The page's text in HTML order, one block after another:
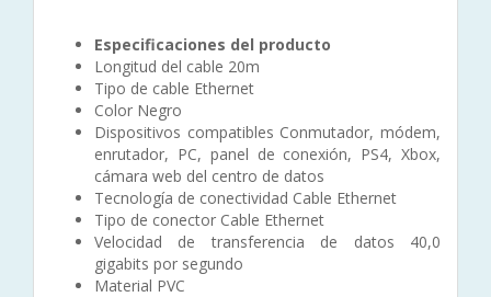
Especificaciones del producto
Longitud del cable 20m
Tipo de cable Ethernet
Color Negro
Dispositivos compatibles Conmutador, módem,
enrutador, PC, panel de conexión, PS4, Xbox,
cámara web del centro de datos
Tecnología de conectividad Cable Ethernet
Tipo de conector Cable Ethernet
Velocidad de transferencia de datos 40,0
gigabits por segundo
Material PVC